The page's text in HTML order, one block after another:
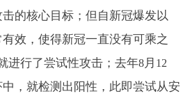
的核心目标；但自新冠爆发以
效，使得新冠一直没有可乘之
进行了尝试性攻击；去年8月 12
，就检测出阳性，此即尝试从安